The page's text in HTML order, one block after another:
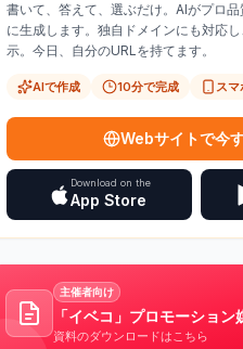
書いて、答えて、選ぶだけ。AIがプロ
に生成します。独自ドメインにも対応
示。今日、自分のURLを持てます。
AIで作成 10分で完成 スマ
Webサイトで今
Download on the
App Store
主催者向け
「イベコ」プロモーション
資料のダウンロードはこちら